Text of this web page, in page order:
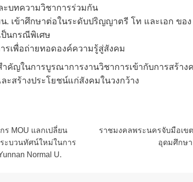
ะบทความวิชาการร่วมกัน
. เข้าศึกษาต่อในระดับปริญญาตรี โท และเอก ขอ
ป็นกรณีพิเศษ
รเพื่อถ่ายทอดองค์ความรู้สู่สังคม
คัญในการบูรณาการงานวิชาการเข้ากับการสร้า
สร้างประโยชน์แก่สังคมในวงกว้าง
MOU แลกเปลี่ยน
ะบวนทัศน์ใหม่ในการ
Normal U.
ราชมงคลพระนครจับมือเข
อุดมศึกษ